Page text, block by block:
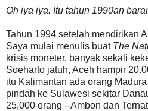
Oh iya iya. Itu tahun 1990an
Tahun 1994 setelah mendirikan
Saya mulai menulis buat The
krisis moneter, banyak sekali
Soeharto jatuh, Aceh hampir
itu Kalimantan ada orang
pindah ke Sulawesi sekitar
25,000 orang --Ambon dan